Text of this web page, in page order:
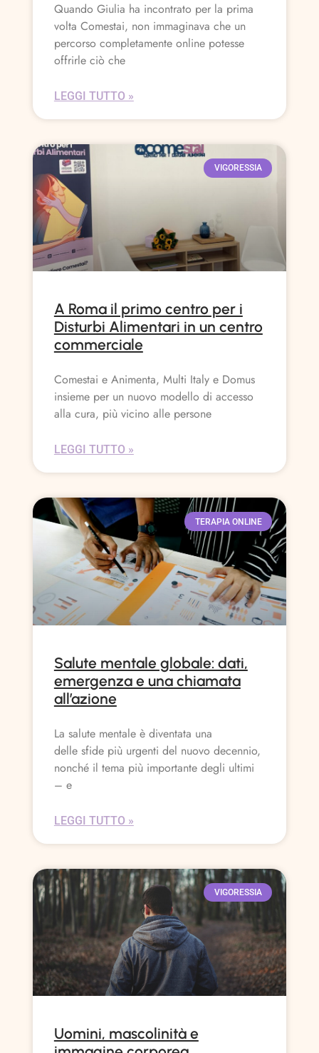
Quando Giulia ha incontrato per la prima
volta Comestai, non immaginava che un
percorso completamente online potesse
offrirle ciò che
LEGGI TUTTO »
VIGORESSIA
A Roma il primo centro per i
Disturbi Alimentari in un centro
commerciale
Comestai e Animenta, Multi Italy e Domus
insieme per un nuovo modello di accesso
alla cura, più vicino alle persone
LEGGI TUTTO »
TERAPIA ONLINE
Salute mentale globale: dati,
emergenza e una chiamata
all’azione
La salute mentale è diventata una
delle sfide più urgenti del nuovo decennio,
nonché il tema più importante degli ultimi
– e
LEGGI TUTTO »
VIGORESSIA
Uomini, mascolinità e